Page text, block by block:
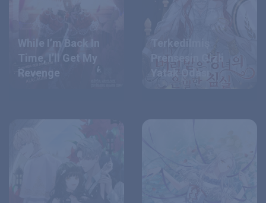
While I’m Back In
Time, I’ll Get My
Revenge
Terkedilmiş
Prensesin Gizli
Yatak Odası